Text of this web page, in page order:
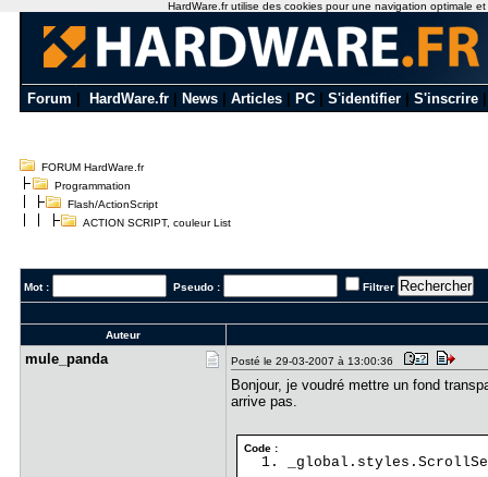
Forum HardWare.fr News Articles PC S'identifier S'inscrire
FORUM HardWare.fr
Programmation
Flash/ActionScript
ACTION SCRIPT, couleur List
Mot : Pseudo : Filtrer
Auteur
mule_panda Posté le 29-03-2007 à 13:00:36
Bonjour, je voudré mettre un fond
arrive pas.
Code :
HardWare.fr utilise des cookies pour une navigation optimale